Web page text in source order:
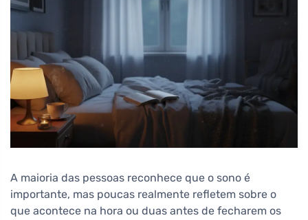
A maioria das pessoas reconhece que o sono é
importante, mas poucas realmente refletem sobre o
que acontece na hora ou duas antes de fecharem os